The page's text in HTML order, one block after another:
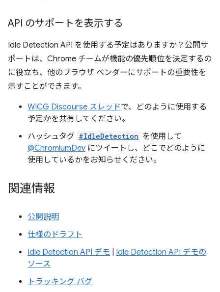
API のサポートを表示する
Idle Detection API を使用する予定はありますか？公開サ
ポートは、Chrome チームが機能の優先順位を決定するの
に役立ち、他のブラウザ ベンダーにサポートの重要性を
示すことができます。
WICG Discourse スレッドで、どのように使用する
予定かを共有してください。
ハッシュタグ #IdleDetection を使用して
@ChromiumDev にツイートし、どこでどのように
使用しているかをお知らせください。
関連情報
公開説明
仕様のドラフト
Idle Detection API デモ
Idle Detection API デモの
ソース
トラッキング バグ